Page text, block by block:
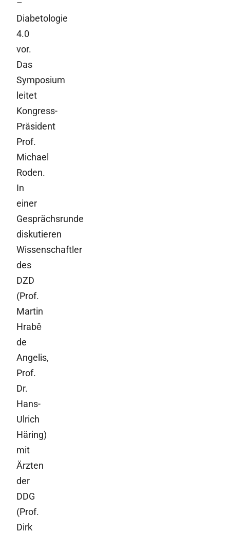
–
Diabetologie
4.0
vor.
Das
Symposium
leitet
Kongress-
Präsident
Prof.
Michael
Roden.
In
einer
Gesprächsrunde
diskutieren
Wissenschaftler
des
DZD
(Prof.
Martin
Hrabě
de
Angelis,
Prof.
Dr.
Hans-
Ulrich
Häring)
mit
Ärzten
der
DDG
(Prof.
Dirk